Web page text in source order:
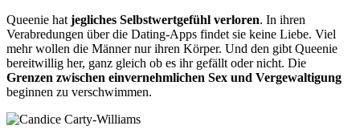
Queenie hat jegliches Selbstwertgefühl verloren. In ihren
Verabredungen über die Dating-Apps findet sie keine Liebe. Viel
mehr wollen die Männer nur ihren Körper. Und den gibt Queenie
bereitwillig her, ganz gleich ob es ihr gefällt oder nicht. Die
Grenzen zwischen einvernehmlichen Sex und Vergewaltigung
beginnen zu verschwimmen.